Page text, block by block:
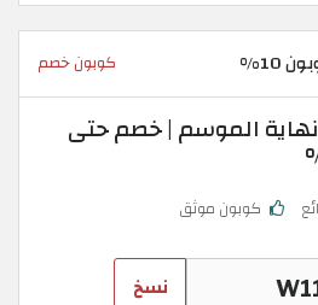
كوبون خصم
الموسم | خصم حتى
كوبون موثق
نسخ